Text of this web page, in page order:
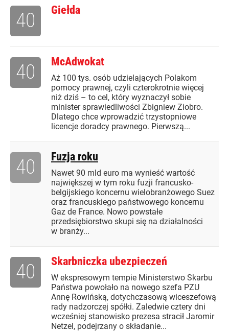
Giełda
40
McAdwokat
Aż 100 tys. osób udzielających Polakom
pomocy prawnej, czyli czterokrotnie więcej
niż dziś – to cel, który wyznaczył sobie
minister sprawiedliwości Zbigniew Ziobro.
Dlatego chce wprowadzić trzystopniowe
licencje doradcy prawnego. Pierwszą...
40
Fuzja roku
Nawet 90 mld euro ma wynieść wartość
największej w tym roku fuzji francusko-
belgijskiego koncernu wielobranżowego Suez
oraz francuskiego państwowego koncernu
Gaz de France. Nowo powstałe
przedsiębiorstwo skupi się na działalności
w branży...
40
Skarbniczka ubezpieczeń
W ekspresowym tempie Ministerstwo Skarbu
Państwa powołało na nowego szefa PZU
Annę Rowińską, dotychczasową wiceszefową
rady nadzorczej spółki. Zaledwie cztery dni
wcześniej stanowisko prezesa stracił Jaromir
Netzel, podejrzany o składanie...
40